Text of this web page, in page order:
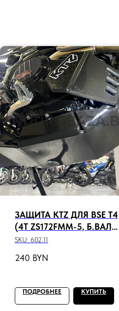
ЗАЩИТА KTZ ДЛЯ BSE T4
(4T ZS172FMM-5, Б.ВАЛ)
602.11
SKU: 602.11
240 BYN
ПОДРОБНЕЕ КУПИТЬ